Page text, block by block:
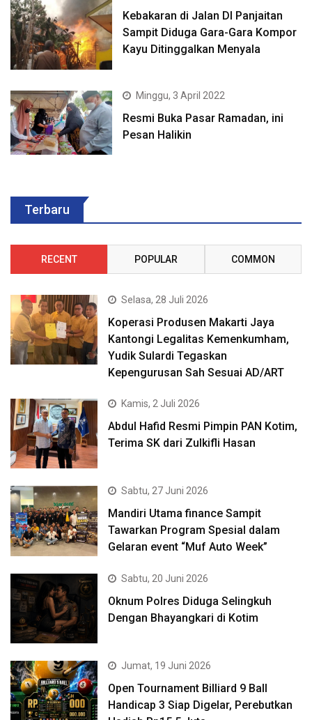
Kebakaran di Jalan DI Panjaitan
Sampit Diduga Gara-Gara Kompor
Kayu Ditinggalkan Menyala
Minggu, 3 April 2022
Resmi Buka Pasar Ramadan, ini
Pesan Halikin
Terbaru
RECENT POPULAR COMMON
Selasa, 28 Juli 2026
Koperasi Produsen Makarti Jaya
Kantongi Legalitas Kemenkumham,
Yudik Sulardi Tegaskan
Kepengurusan Sah Sesuai AD/ART
Kamis, 2 Juli 2026
Abdul Hafid Resmi Pimpin PAN Kotim,
Terima SK dari Zulkifli Hasan
Sabtu, 27 Juni 2026
Mandiri Utama finance Sampit
Tawarkan Program Spesial dalam
Gelaran event “Muf Auto Week”
Sabtu, 20 Juni 2026
Oknum Polres Diduga Selingkuh
Dengan Bhayangkari di Kotim
Jumat, 19 Juni 2026
Open Tournament Billiard 9 Ball
Handicap 3 Siap Digelar, Perebutkan